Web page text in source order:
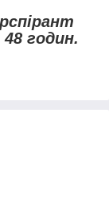
годин.